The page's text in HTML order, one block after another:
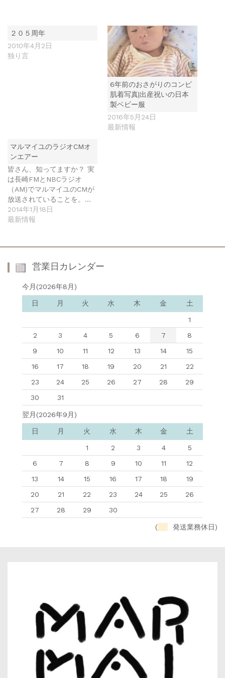
２０５周年
2010年4月2日
独り言
6年前のおさがりのコンビ
肌着写真|出産祝いの日本
製ベビー服
2016年5月24日
最新情報
マルマイユのラジオCMオ
ンエアー
皆さん、知ってますか？ 実
は長崎FMとNBCラジオ
（AM)でマルマイユのCMが
放送されていることを。…
2014年1月18日
最新情報
営業日カレンダー
今月(2026年8月)
日 月 火 水 木 金 土
1
2
3 4 5 6 7
8
9
10 11 12 13 14
15
16
17 18 19 20 21
22
23
24 25 26 27 28
29
30
31
翌月(2026年9月)
日 月 火 水 木 金 土
1 2 3 4
5
6
7 8 9 10 11
12
13
14 15 16 17 18
19
20
21 22 23 24 25
26
27
28 29 30
( 発送業務休日)